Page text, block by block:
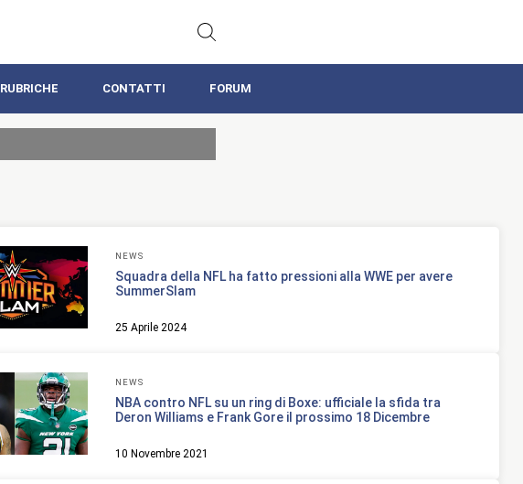
RUBRICHE CONTATTI FORUM
NEWS
Squadra della NFL ha fatto pressioni alla WWE per avere
SummerSlam
25 Aprile 2024
NEWS
NBA contro NFL su un ring di Boxe: ufficiale la sfida tra
Deron Williams e Frank Gore il prossimo 18 Dicembre
10 Novembre 2021